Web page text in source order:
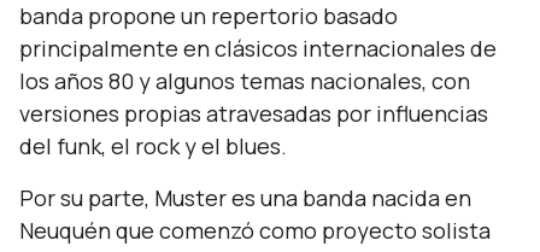
banda propone un repertorio basado
principalmente en clásicos internacionales de
los años 80 y algunos temas nacionales, con
versiones propias atravesadas por influencias
del funk, el rock y el blues.
Por su parte, Muster es una banda nacida en
Neuquén que comenzó como proyecto solista